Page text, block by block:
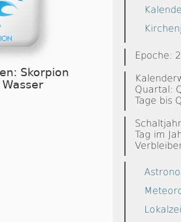
Skorpion
Epoche:
Quartal:
Tage bis
Tag im